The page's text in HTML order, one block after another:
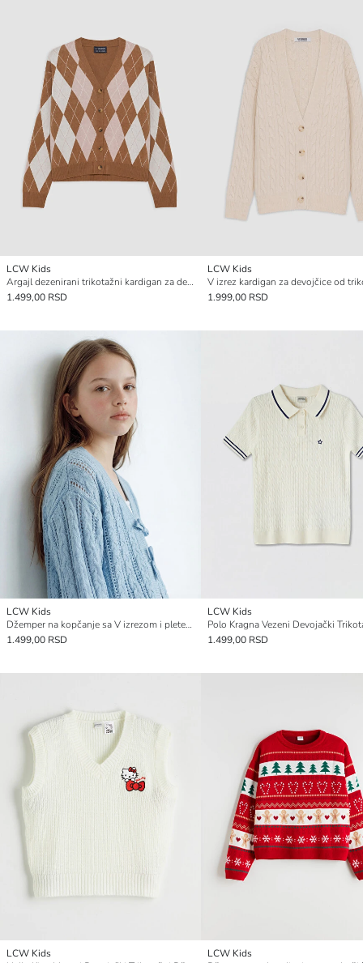
LCW Kids
Argajl dezenirani trikotažni kardigan za devojčice
1.499,00 RSD
LCW Kids
V izrez kardigan za devojčice od
1.999,00 RSD
LCW Kids
Džemper na kopčanje sa V izrezom i pletenim šarama za devojčice
1.499,00 RSD
LCW Kids
1.499,00 RSD
LCW Kids
LCW Kids